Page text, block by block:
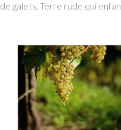
de galets, Terre rude qui